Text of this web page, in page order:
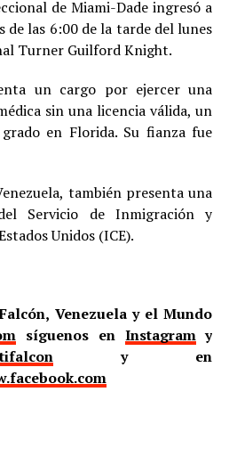
de Miami-Dade ingresó a
de las 6:00 de la tarde del lunes
Turner Guilford Knight.
un cargo por ejercer una
sin una licencia válida, un
en Florida. Su fianza fue
también presenta una
Servicio de Inmigración y
Unidos (ICE).
Venezuela y el Mundo
síguenos en Instagramy
y en